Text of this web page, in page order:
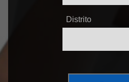
Distrito